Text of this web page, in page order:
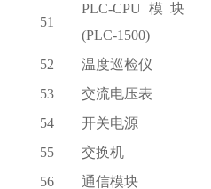
51
PLC-CPU模块
(PLC-1500)
52 温度巡检仪
53
交流电压表
54
开关电源
55
交换机
56
通信模块